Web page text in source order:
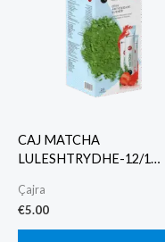
CAJ MATCHA
LULESHTRYDHE-12/1
Çajra
€5.00